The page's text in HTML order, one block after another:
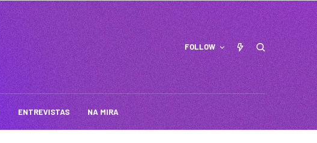
FOLLOW
ENTREVISTAS NA MIRA